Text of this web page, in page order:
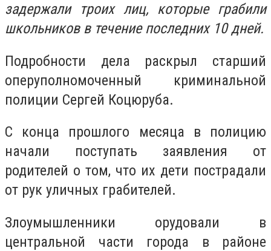
задержали троих лиц, которые грабили
школьников в течение последних 10 дней.
Подробности дела раскрыл старший
оперуполномоченный криминальной
полиции Сергей Коцюруба.
С конца прошлого месяца в полицию
начали поступать заявления от
родителей о том, что их дети пострадали
от рук уличных грабителей.
Злоумышленники орудовали в
центральной части города в районе